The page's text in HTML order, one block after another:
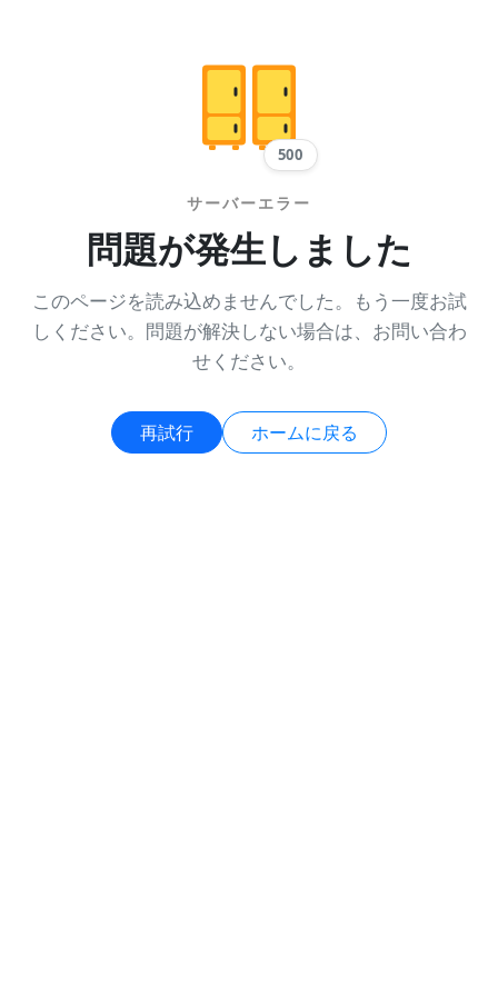
500
サーバーエラー
問題が発生しました
このページを読み込めませんでした。もう一度お試
しください。問題が解決しない場合は、お問い合わ
せください。
再試行 ホームに戻る